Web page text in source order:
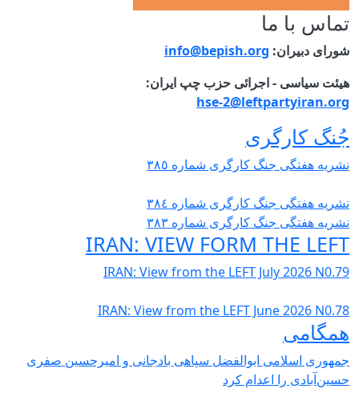
تماس با ما
شورای دبیران: info@bepish.org
هیئت سیاسی - اجرائی حزب چپ ایران:
hse-2@leftpartyiran.org
جُنگ کارگری
نشریە هفتگی جنگ کارگری شمارە ٣٨٥
نشریە هفتگی جنگ کارگری شمارە ٣٨٤
نشریە هفتگی جنگ کارگری شمارە ٣٨٣
IRAN: VIEW FORM THE LEFT
IRAN: View from the LEFT July 2026 N0.79
IRAN: View from the LEFT June 2026 N0.78
همگامی
جمهوری اسلامی ابوالفضل سپاهی بادجانی و امیرحسین صفری
حسین‌آبادی را اعدام کرد